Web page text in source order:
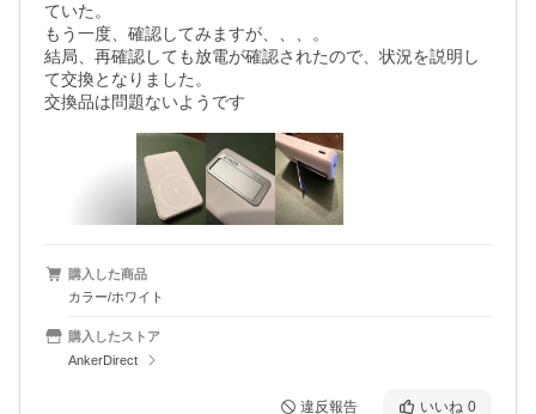
ていた。
もう一度、確認してみますが、、、。
結局、再確認しても放電が確認されたので、状況を説明し
て交換となりました。
交換品は問題ないようです
購入した商品
カラー/ホワイト
購入したストア
AnkerDirect
違反報告 いいね 0